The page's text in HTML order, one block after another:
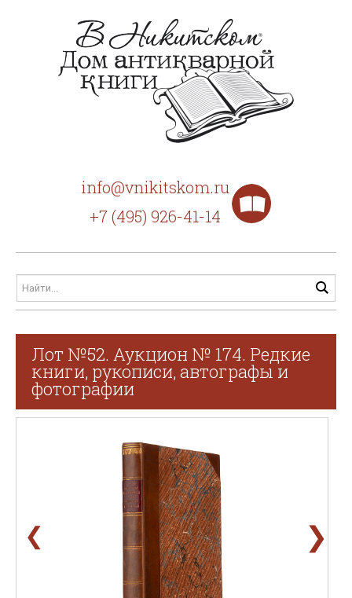
info@vnikitskom.ru
+7 (495) 926-41-14
Лот №52. Аукцион № 174. Редкие
книги, рукописи, автографы и
фотографии
❮ ❯